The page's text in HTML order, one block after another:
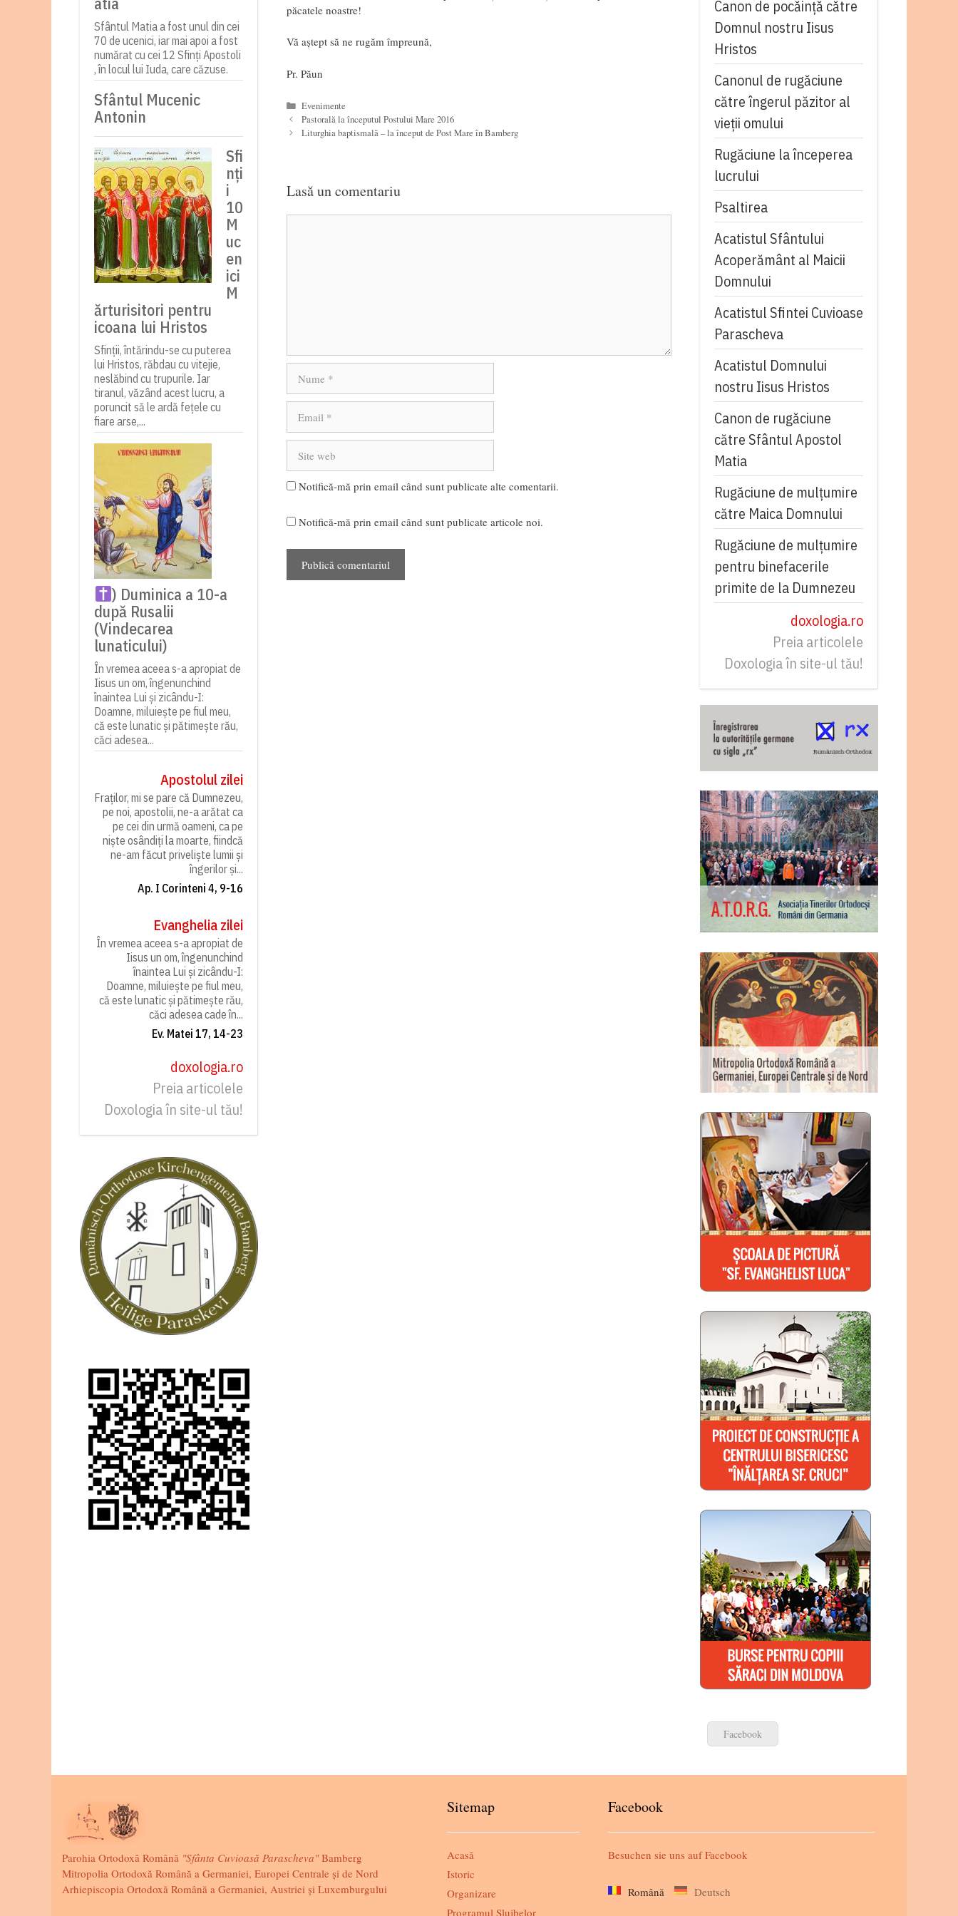
păcatele noastre!
Vă aștept să ne rugăm împreună,
Pr. Păun
Categorii
Evenimente
Pastorală la începutul Postului Mare 2016
Liturghia baptismală – la început de Post Mare în Bamberg
Lasă un comentariu
web
Notifică-mă prin email când sunt publicate alte comentarii.
Notifică-mă prin email când sunt publicate articole noi.
Sfântul Matia a fost unul din cei
70 de ucenici, iar mai apoi a fost
numărat cu cei 12 Sfinți Apostoli
, în locul lui Iuda, care căzuse.
Sfântul Mucenic
Antonin
Sfi
nți
i
10
M
uc
en
ici
M
ărturisitori pentru
icoana lui Hristos
Sfinții, întărindu-se cu puterea
lui Hristos, răbdau cu vitejie,
neslăbind cu trupurile. Iar
tiranul, văzând acest lucru, a
poruncit să le ardă fețele cu
fiare arse,...
) Duminica a 10-a
după Rusalii
(Vindecarea
lunaticului)
În vremea aceea s-a apropiat de
Iisus un om, îngenunchind
înaintea Lui și zicându-I:
Doamne, miluiește pe fiul meu,
că este lunatic și pătimește rău,
căci adesea...
Apostolul zilei
Fraților, mi se pare că Dumnezeu,
pe noi, apostolii, ne-a arătat ca
pe cei din urmă oameni, ca pe
niște osândiți la moarte, fiindcă
ne-am făcut priveliște lumii și
îngerilor și...
Ap. I Corinteni 4, 9-16
Evanghelia zilei
În vremea aceea s-a apropiat de
Iisus un om, îngenunchind
înaintea Lui și zicându-I:
Doamne, miluiește pe fiul meu,
că este lunatic și pătimește rău,
căci adesea cade în...
Ev. Matei 17, 14-23
doxologia.ro
Preia articolele
Doxologia în site-ul tău!
Canon de pocăință către
Domnul nostru Iisus
Hristos
Canonul de rugăciune
către îngerul păzitor al
vieții omului
Rugăciune la începerea
lucrului
Psaltirea
Acatistul Sfântului
Acoperământ al Maicii
Domnului
Acatistul Sfintei Cuvioase
Parascheva
Acatistul Domnului
nostru Iisus Hristos
Canon de rugăciune
către Sfântul Apostol
Matia
Rugăciune de mulţumire
către Maica Domnului
Rugăciune de mulțumire
pentru binefacerile
primite de la Dumnezeu
doxologia.ro
Preia articolele
Doxologia în site-ul tău!
Facebook
Parohia Ortodoxă Română "Sfânta Cuvioasă Parascheva"Bamberg
Mitropolia Ortodoxă Română a Germaniei, Europei Centrale și de Nord
Arhiepiscopia Ortodoxă Română a Germaniei, Austriei și Luxemburgului
Sitemap
Acasă
Istoric
Organizare
Programul Slujbelor
Facebook
Besuchen sie uns aufFacebook
Română Deutsch